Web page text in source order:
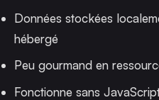
Données stockées
hébergé
Peu gourmand en
Fonctionne sans